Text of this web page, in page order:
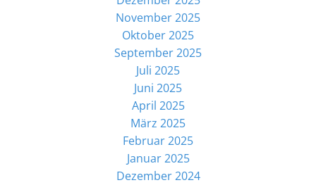
November 2025
Oktober 2025
September 2025
Juli 2025
Juni 2025
April 2025
März 2025
Februar 2025
Januar 2025
Dezember 2024